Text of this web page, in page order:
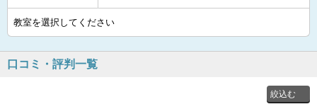
口コミ・評判一覧